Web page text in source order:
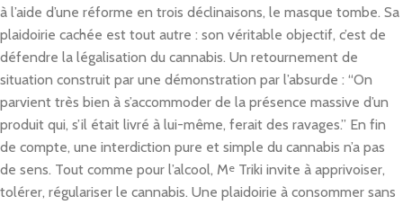
à l’aide d’une réforme en trois déclinaisons, le masque tombe. Sa
plaidoirie cachée est tout autre : son véritable objectif, c’est de
défendre la légalisation du cannabis. Un retournement de
situation construit par une démonstration par l’absurde : “On
parvient très bien à s’accommoder de la présence massive d’un
produit qui, s’il était livré à lui-même, ferait des ravages.” En fin
de compte, une interdiction pure et simple du cannabis n’a pas
de sens. Tout comme pour l’alcool, Me Triki invite à apprivoiser,
tolérer, régulariser le cannabis. Une plaidoirie à consommer sans